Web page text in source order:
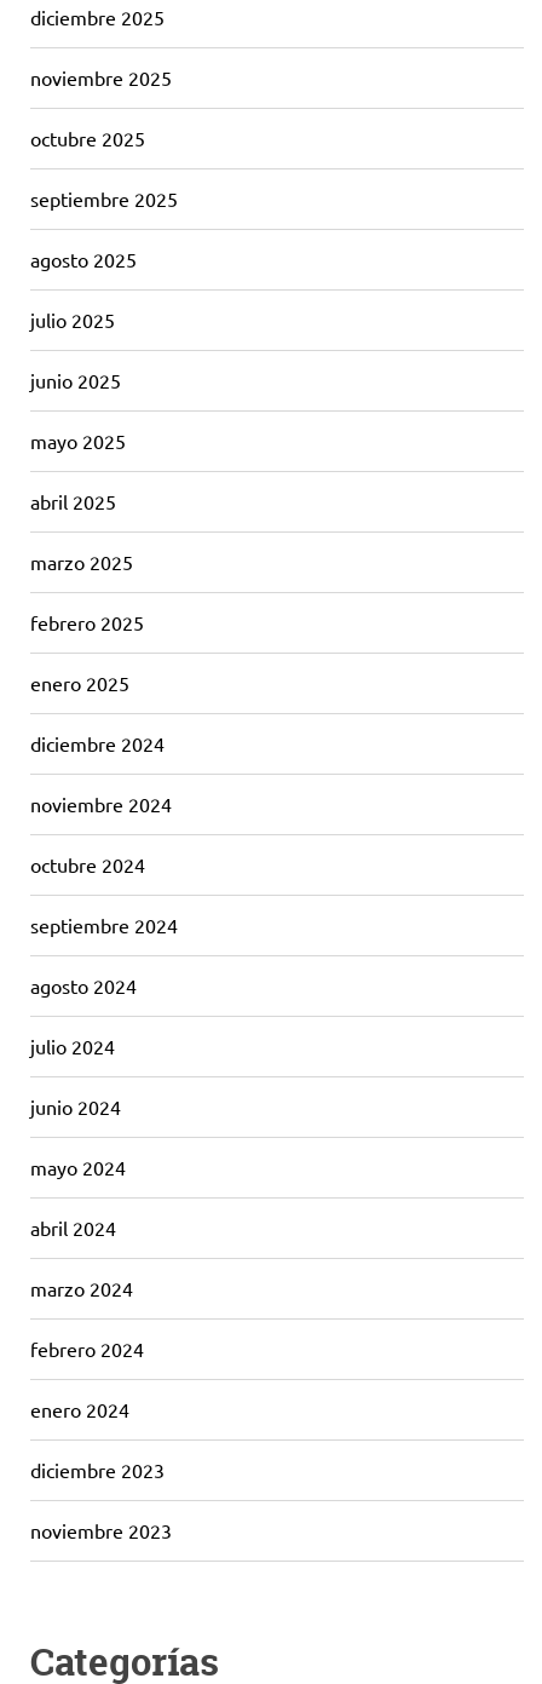
diciembre 2025
noviembre 2025
octubre 2025
septiembre 2025
agosto 2025
julio 2025
junio 2025
mayo 2025
abril 2025
marzo 2025
febrero 2025
enero 2025
diciembre 2024
noviembre 2024
octubre 2024
septiembre 2024
agosto 2024
julio 2024
junio 2024
mayo 2024
abril 2024
marzo 2024
febrero 2024
enero 2024
diciembre 2023
noviembre 2023
Categorías